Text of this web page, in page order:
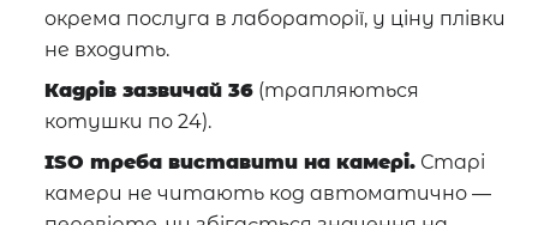
окрема послуга в лабораторії, у ціну плівки
не входить.
Кадрів зазвичай 36 (трапляються
котушки по 24).
ISO треба виставити на камері. Старі
камери не читають код автоматично —